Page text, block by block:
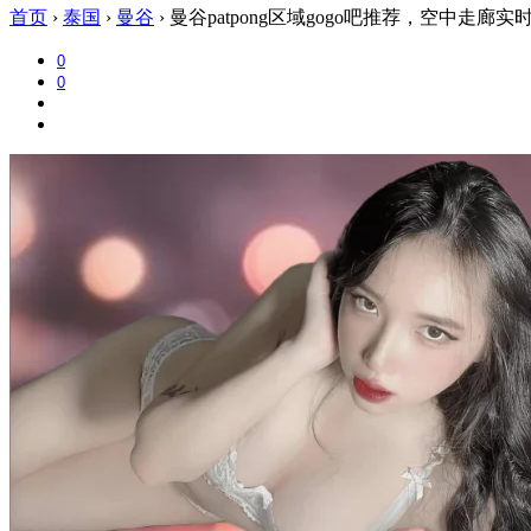
首页 › 泰国 › 曼谷 › 曼谷patpong区域gogo吧推荐，空中走廊实
0
0